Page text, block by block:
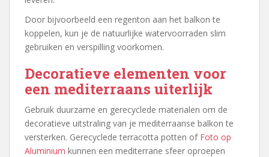
Door bijvoorbeeld een regenton aan het balkon te
koppelen, kun je de natuurlijke watervoorraden slim
gebruiken en verspilling voorkomen.
Decoratieve elementen voor
een mediterraans uiterlijk
Gebruik duurzame en gerecyclede materialen om de
decoratieve uitstraling van je mediterraanse balkon te
versterken. Gerecyclede terracotta potten of Foto op
Aluminium kunnen een mediterrane sfeer oproepen